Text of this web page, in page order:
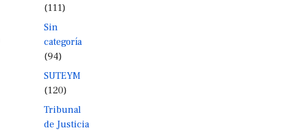
(111)
Sin
categoría
(94)
SUTEYM
(120)
Tribunal
de Justicia